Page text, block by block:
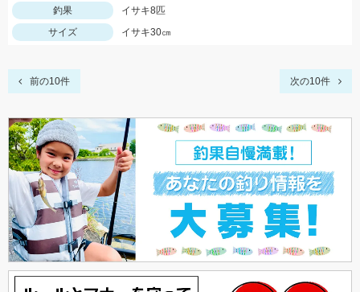
釣果
イサキ8匹
サイズ
イサキ30㎝
前の10件 次の10件